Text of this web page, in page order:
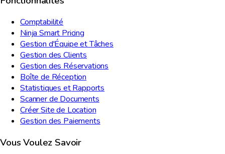
Comptabilité
Ninja Smart Pricing
Gestion d'Équipe et Tâches
Gestion des Clients
Gestion des Réservations
Boîte de Réception
Statistiques et Rapports
Scanner de Documents
Créer Site de Location
Gestion des Paiements
Vous Voulez Savoir